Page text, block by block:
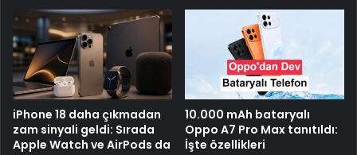
iPhone 18 daha çıkmadan
zam sinyali geldi: Sırada
Apple Watch ve AirPods da
10.000 mAh bataryalı
Oppo A7 Pro Max tanıtıldı:
İşte özellikleri